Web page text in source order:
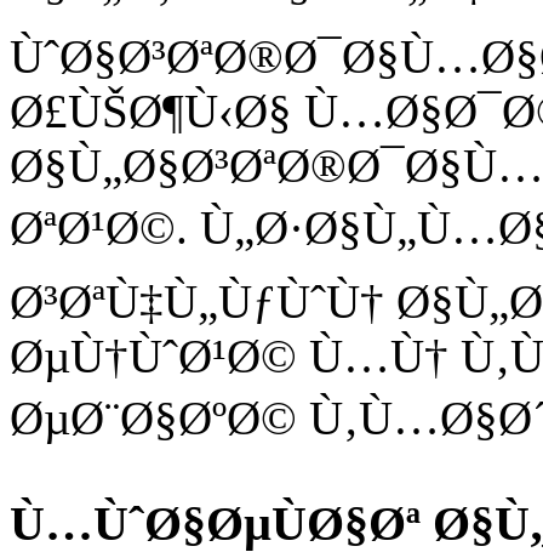
Ø£ÙŠØ¶Ù‹Ø§
ØªØ¹Ø©.
Ø³ØªÙ‡Ù„ÙƒÙˆÙ†
ØµÙ†ÙˆØ¹Ø© Ù…Ù†
ØµØ¨Ø§ØºØ© Ù‚Ù…Ø§Ø´
Ù…ÙˆØ§ØµÙØ§Øª